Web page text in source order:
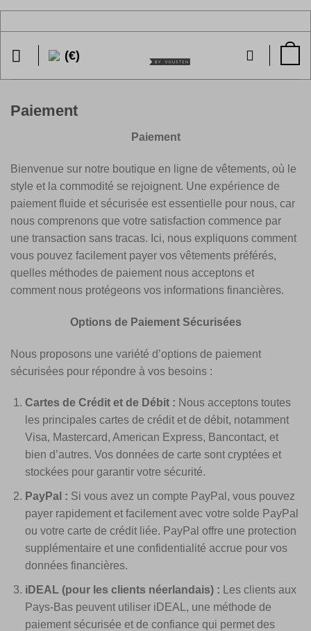
Passer
contenu
(€)
Paiement
Paiement
Bienvenue sur notre boutique en ligne de vêtements, où le
style et la commodité se rejoignent. Une expérience de
paiement fluide et sécurisée est essentielle pour nous, car
nous comprenons que votre satisfaction commence par
une transaction sans tracas. Ici, nous expliquons comment
vous pouvez facilement payer vos vêtements préférés,
quelles méthodes de paiement nous acceptons et
comment nous protégeons vos informations financières.
Options de Paiement Sécurisées
Nous proposons une variété d’options de paiement
sécurisées pour répondre à vos besoins :
Cartes de Crédit et de Débit : Nous acceptons toutes
les principales cartes de crédit et de débit, notamment
Visa, Mastercard, American Express, Bancontact, et
bien d’autres. Vos données de carte sont cryptées et
stockées pour garantir votre sécurité.
PayPal : Si vous avez un compte PayPal, vous pouvez
payer rapidement et facilement avec votre solde PayPal
ou votre carte de crédit liée. PayPal offre une protection
supplémentaire et une confidentialité accrue pour vos
données financières.
iDEAL (pour les clients néerlandais) : Les clients aux
Pays-Bas peuvent utiliser iDEAL, une méthode de
paiement sécurisée et de confiance qui permet des